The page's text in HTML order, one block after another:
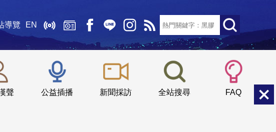
導覽 EN
聲 公益插播 新聞採訪 全站搜尋 FAQ
小 中